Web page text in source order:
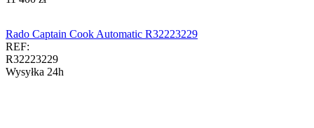
Rado Captain Cook Automatic R32223229
REF:
R32223229
Wysyłka 24h